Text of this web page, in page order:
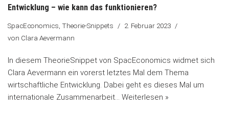
Entwicklung – wie kann das funktionieren?
SpacEconomics Theorie-Snippets
2. Februar 2023
von Clara Aevermann
In diesem TheorieSnippet von SpacEconomics widmet sich
Clara Aevermann ein vorerst letztes Mal dem Thema
wirtschaftliche Entwicklung. Dabei geht es dieses Mal um
internationale Zusammenarbeit… Weiterlesen »